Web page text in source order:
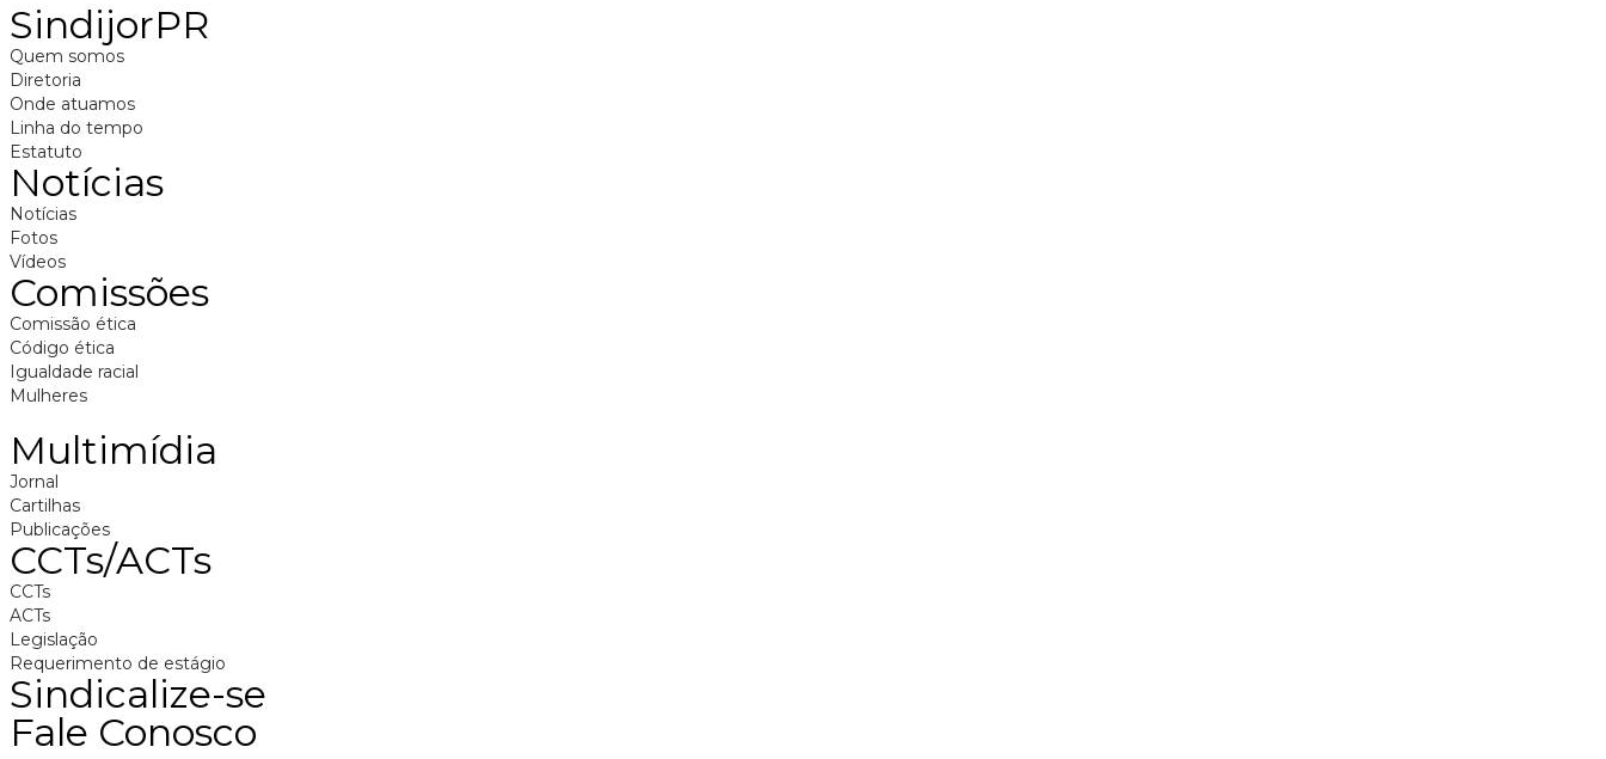
SindijorPR
Quem somos
Diretoria
Onde atuamos
Linha do tempo
Estatuto
Notícias
Notícias
Fotos
Vídeos
Comissões
Comissão ética
Código ética
Igualdade racial
Mulheres
Multimídia
Jornal
Cartilhas
Publicações
CCTs/ACTs
CCTs
ACTs
Legislação
Requerimento de estágio
Sindicalize-se
Fale Conosco